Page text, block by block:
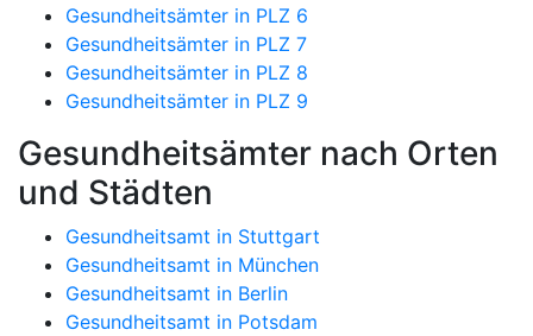
Gesundheitsämter in PLZ 6
Gesundheitsämter in PLZ 7
Gesundheitsämter in PLZ 8
Gesundheitsämter in PLZ 9
Gesundheitsämter nach Orten
und Städten
Gesundheitsamt in Stuttgart
Gesundheitsamt in München
Gesundheitsamt in Berlin
Gesundheitsamt in Potsdam